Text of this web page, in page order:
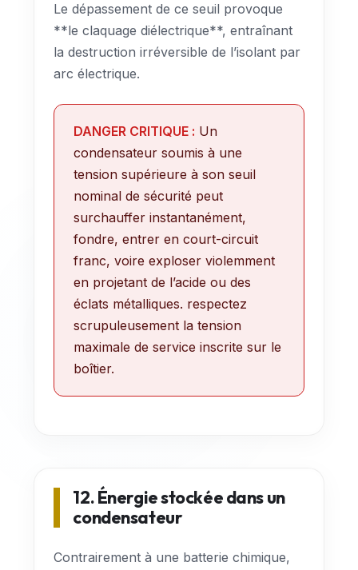
Le dépassement de ce seuil provoque
**le claquage diélectrique**, entraînant
la destruction irréversible de l’isolant par
arc électrique.
DANGER CRITIQUE : Un
condensateur soumis à une
tension supérieure à son seuil
nominal de sécurité peut
surchauffer instantanément,
fondre, entrer en court-circuit
franc, voire exploser violemment
en projetant de l’acide ou des
éclats métalliques. respectez
scrupuleusement la tension
maximale de service inscrite sur le
boîtier.
12. Énergie stockée dans un
condensateur
Contrairement à une batterie chimique,